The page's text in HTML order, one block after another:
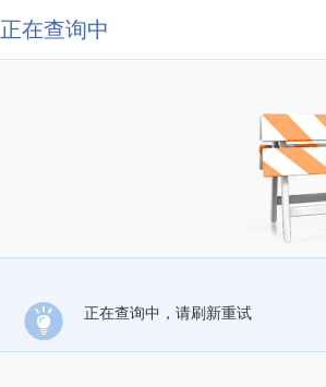
正在查询中
正在查询中，请刷新重试